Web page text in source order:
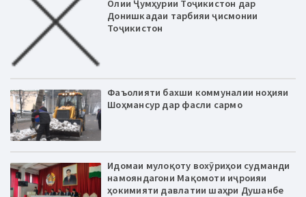
Олии Ҷумҳурии Тоҷикистон дар
Донишкадаи тарбияи ҷисмонии
Тоҷикистон
Фаъолияти бахши коммуналии ноҳияи
Шоҳмансур дар фасли сармо
Идомаи мулоқоту вохӯриҳои судманди
намояндагони Мақомоти иҷроияи
ҳокимияти давлатии шаҳри Душанбе